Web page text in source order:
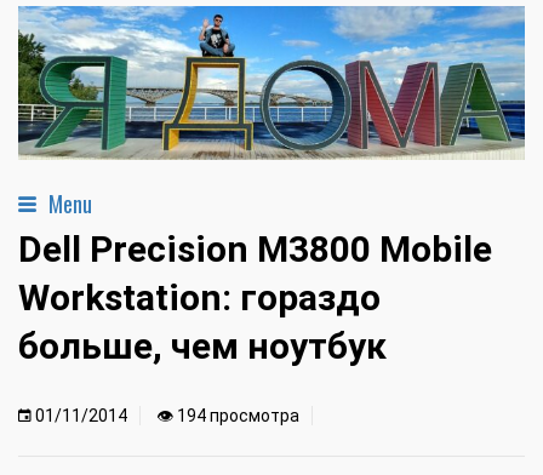
Menu
Dell Precision M3800 Mobile
Workstation: гораздо
больше, чем ноутбук
01/11/2014 👁 194 просмотра